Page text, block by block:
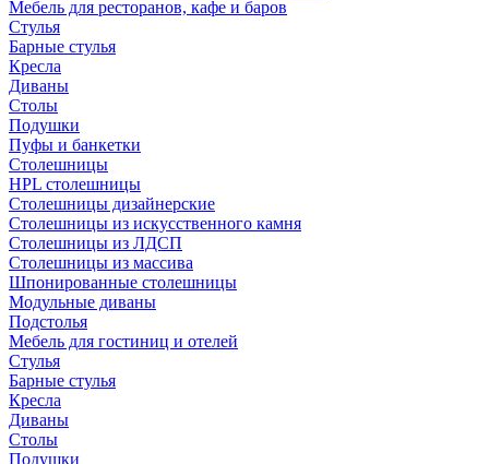
Мебель для ресторанов, кафе и баров
Стулья
Барные стулья
Кресла
Диваны
Столы
Подушки
Пуфы и банкетки
Столешницы
HPL столешницы
Столешницы дизайнерские
Столешницы из искусственного камня
Столешницы из ЛДСП
Столешницы из массива
Шпонированные столешницы
Модульные диваны
Подстолья
Мебель для гостиниц и отелей
Стулья
Барные стулья
Кресла
Диваны
Столы
Подушки